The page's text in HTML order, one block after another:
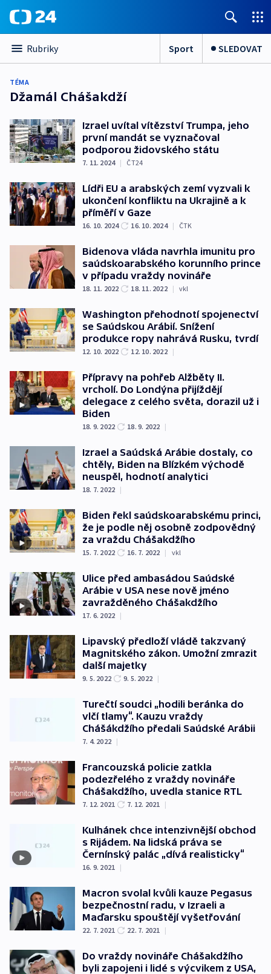
Rubriky Sport SLEDOVAT
TÉMA
Džamál Chášakdží
Izrael uvítal vítězství Trumpa, jeho
první mandát se vyznačoval
podporou židovského státu
7. 11. 2024 | ČT24
Lídři EU a arabských zemí vyzvali k
ukončení konfliktu na Ukrajině a k
příměří v Gaze
16. 10. 2024 16. 10. 2024 | ČTK
Bidenova vláda navrhla imunitu pro
saúdskoarabského korunního prince
v případu vraždy novináře
18. 11. 2022 18. 11. 2022 | vkl
Washington přehodnotí spojenectví
se Saúdskou Arábií. Snížení
produkce ropy nahrává Rusku, tvrdí
12. 10. 2022 12. 10. 2022 |
Přípravy na pohřeb Alžběty II.
vrcholí. Do Londýna přijíždějí
delegace z celého světa, dorazil už i
Biden
18. 9. 2022 18. 9. 2022 |
Izrael a Saúdská Arábie dostaly, co
chtěly, Biden na Blízkém východě
neuspěl, hodnotí analytici
18. 7. 2022 |
Biden řekl saúdskoarabskému princi,
že je podle něj osobně zodpovědný
za vraždu Chášakdžího
15. 7. 2022 16. 7. 2022 | vkl
Ulice před ambasádou Saúdské
Arábie v USA nese nově jméno
zavražděného Chášakdžího
17. 6. 2022 |
Lipavský předloží vládě takzvaný
Magnitského zákon. Umožní zmrazit
další majetky
9. 5. 2022 9. 5. 2022 |
Turečtí soudci „hodili beránka do
vlčí tlamy“. Kauzu vraždy
Chášákdžího předali Saúdské Arábii
7. 4. 2022 |
Francouzská policie zatkla
podezřelého z vraždy novináře
Chášakdžího, uvedla stanice RTL
7. 12. 2021 7. 12. 2021 |
Kulhánek chce intenzivnější obchod
s Rijádem. Na lidská práva se
Černínský palác „dívá realisticky“
16. 9. 2021 |
Macron svolal kvůli kauze Pegasus
bezpečnostní radu, v Izraeli a
Maďarsku spouštějí vyšetřování
22. 7. 2021 22. 7. 2021 |
Do vraždy novináře Chášakdžího
byli zapojeni i lidé s výcvikem z USA,